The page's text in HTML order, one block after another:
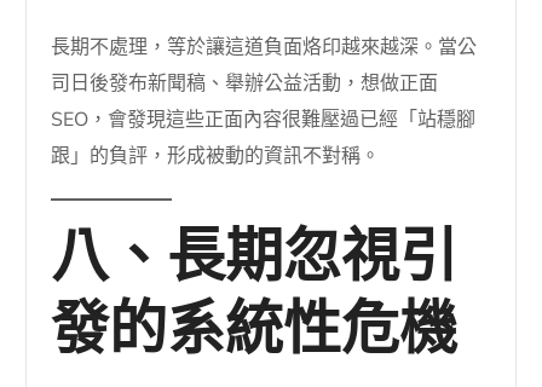
長期不處理，等於讓這道負面烙印越來越深。當公
司日後發布新聞稿、舉辦公益活動，想做正面
SEO，會發現這些正面內容很難壓過已經「站穩腳
跟」的負評，形成被動的資訊不對稱。
八、長期忽視引
發的系統性危機